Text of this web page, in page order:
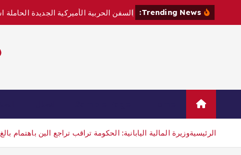
الرئيسيةوزيرة المالية اليابانية: الحكومة تراقب تراجع الين باهتمام بالغ